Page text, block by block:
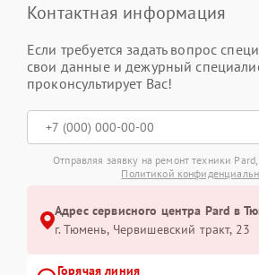
Контактная информация
Если требуется задать вопрос
свои данные и дежурный
проконсультирует Вас!
Отправляя заявку на ремонт техники
Политикой
Адрес сервисного центра Pard в
г. Тюмень, ​Червишевский тракт, 23
Горячая линия